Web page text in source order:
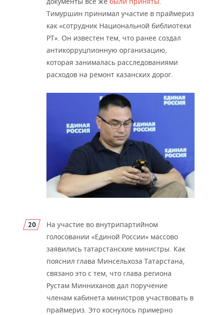
Тимуршин принимал участие в праймериз
как «сотрудник Национальной библиотеки
РТ». Он известен тем, что ранее создал
антикорруцпионную организацию,
которая занималась расследованиями
расходов на ремонт казанских дорог.
На участие во внутрипартийном
голосовании «Единой России» массово
заявились татарстанские министры. Как
пояснил глава Минсельхоза Татарстана,
связано это с тем, что глава региона
Рустам Минниханов дал поручение
членам кабинета министров участвовать в
праймериз. Это коснулось примерно